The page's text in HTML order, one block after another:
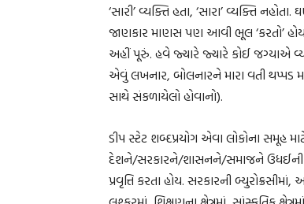
‘સારી’ વ્યક્તિ હતા, ‘સારા’ વ્યક્તિ
જાણકાર માણસ પણ આવી ભૂલ ‘કરતો’
અહીં પૂરું. હવે જ્યારે જ્યારે કોઈ જગ્યાએ
એવું લખનાર, બોલનારને મારા વતી થપ્પડ
સાથે સંકળાયેલો હોવાનો).
ડીપ સ્ટેટ શબ્દપ્રયોગ એવા લોકોના સમૂહ
દેશને/સરકારને/શાસનને/સમાજને ઉધઈની જેમ
પ્રવૃત્તિ કરતા હોય. સરકારની